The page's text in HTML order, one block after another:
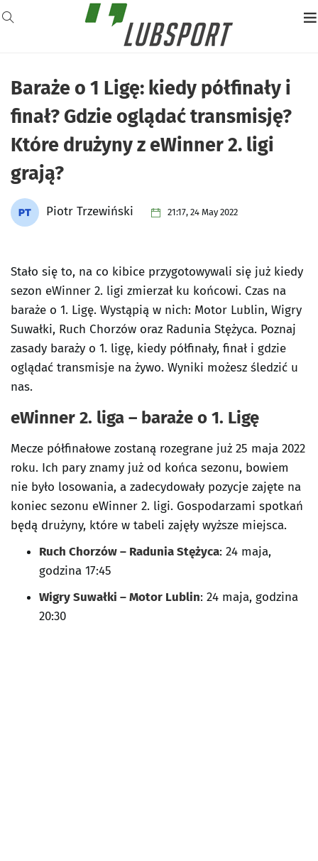
Baraże o 1 Ligę: kiedy półfinały i
finał? Gdzie oglądać transmisję?
Które drużyny z eWinner 2. ligi
grają?
Piotr Trzewiński 21:17, 24 May 2022
Stało się to, na co kibice przygotowywali się już kiedy
sezon eWinner 2. ligi zmierzał ku końcowi. Czas na
baraże o 1. Ligę. Wystąpią w nich: Motor Lublin, Wigry
Suwałki, Ruch Chorzów oraz Radunia Stężyca. Poznaj
zasady baraży o 1. ligę, kiedy półfinały, finał i gdzie
oglądać transmisje na żywo. Wyniki możesz śledzić u
nas.
eWinner 2. liga – baraże o 1. Ligę
Mecze półfinałowe zostaną rozegrane już 25 maja 2022
roku. Ich pary znamy już od końca sezonu, bowiem
nie było losowania, a zadecydowały pozycje zajęte na
koniec sezonu eWinner 2. ligi. Gospodarzami spotkań
będą drużyny, które w tabeli zajęły wyższe miejsca.
Ruch Chorzów – Radunia Stężyca: 24 maja,
godzina 17:45
Wigry Suwałki – Motor Lublin: 24 maja, godzina
20:30